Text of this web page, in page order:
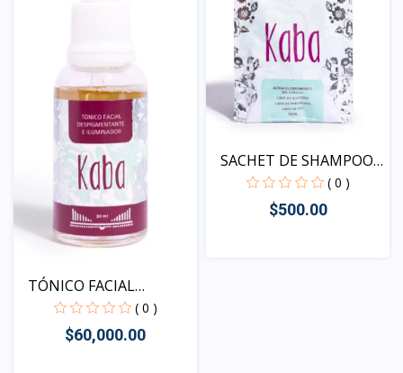
TÓNICO FACIAL
DESPIGMEN...
( 0 )
$60,000.00
SACHET DE SHAMPOO
DE CE...
( 0 )
$500.00